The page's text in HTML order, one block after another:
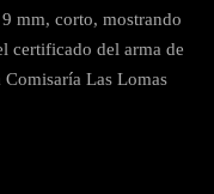
mm, corto, mostrando
certificado del arma de
Las Lomas